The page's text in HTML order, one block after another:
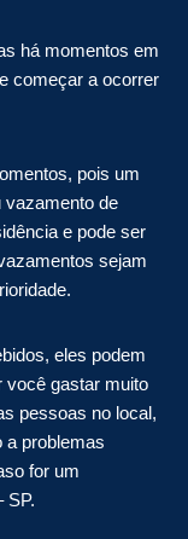
há momentos em
começar a ocorrer
pois um
vazamento de
e pode ser
sejam
eles podem
você gastar muito
pessoas no local,
a problemas
for um
SP.